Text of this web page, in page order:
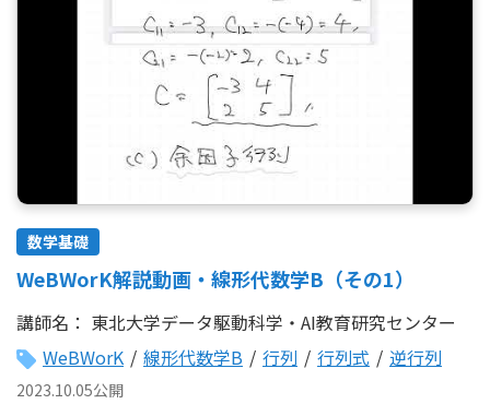
数学基礎
WeBWorK解説動画・線形代数学B（その1）
講師名： 東北大学データ駆動科学・AI教育研究センター
WeBWorK / 線形代数学B / 行列 / 行列式 / 逆行列
2023.10.05公開